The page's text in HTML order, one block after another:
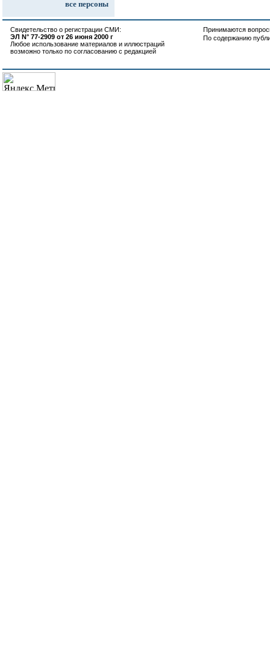
все персоны
Свидетельство о регистрации СМИ:
ЭЛ N° 77-2909 от 26 июня 2000 г
Любое использование материалов и иллюстраций
возможно только по согласованию с редакцией
Принимаются
По содержанию